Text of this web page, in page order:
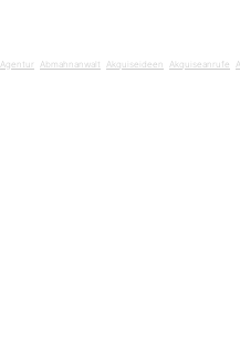
Agentur Abmahnanwalt Akquiseideen Akquiseanrufe